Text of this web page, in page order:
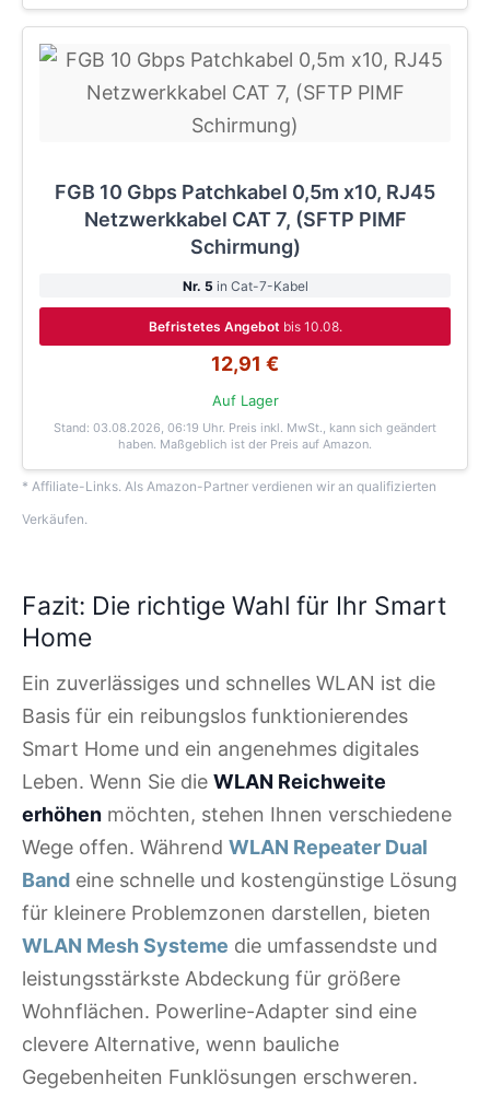
FGB 10 Gbps Patchkabel 0,5m x10, RJ45
Netzwerkkabel CAT 7, (SFTP PIMF
Schirmung)
Nr. 5 in Cat-7-Kabel
Befristetes Angebot bis 10.08.
12,91 €
Auf Lager
Stand: 03.08.2026, 06:19 Uhr. Preis inkl. MwSt., kann sich geändert
haben. Maßgeblich ist der Preis auf Amazon.
* Affiliate-Links. Als Amazon-Partner verdienen wir an qualifizierten
Verkäufen.
Fazit: Die richtige Wahl für Ihr Smart
Home
Ein zuverlässiges und schnelles WLAN ist die
Basis für ein reibungslos funktionierendes
Smart Home und ein angenehmes digitales
Leben. Wenn Sie die WLAN Reichweite
erhöhen möchten, stehen Ihnen verschiedene
Wege offen. Während WLAN Repeater Dual
Band eine schnelle und kostengünstige Lösung
für kleinere Problemzonen darstellen, bieten
WLAN Mesh Systeme die umfassendste und
leistungsstärkste Abdeckung für größere
Wohnflächen. Powerline-Adapter sind eine
clevere Alternative, wenn bauliche
Gegebenheiten Funklösungen erschweren.